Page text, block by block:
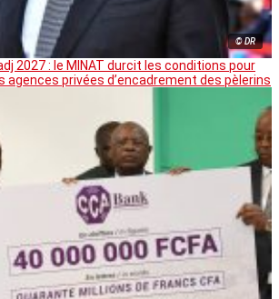
© DR
2027 : le MINAT durcit les conditions pour
agences privées d’encadrement des pèlerins